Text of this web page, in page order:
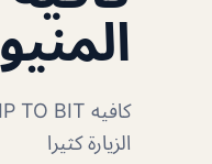
الزيارة كثيرا